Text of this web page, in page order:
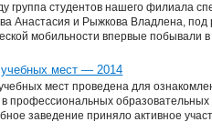
группа студентов нашего филиала
Анастасия и Рыжкова Владлена,
мобильности впервые побывали
мест — 2014
мест проведена для
профессиональных образовательных
заведение приняло активное